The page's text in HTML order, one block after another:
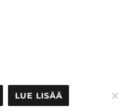
LUE LISÄÄ